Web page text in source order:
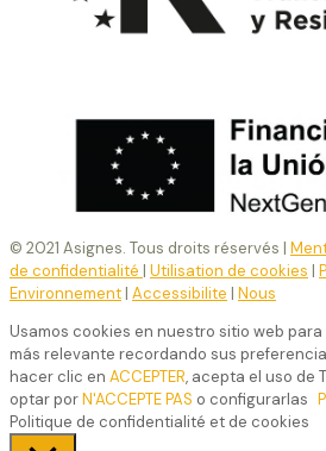
© 2021 Asignes. Tous droits réservés |
de confidentialité | Utilisation de cookies |
Environnement| Accessibilite | Nous
Usamos cookies en nuestro sitio web
más relevante recordando sus
hacer clic en ACCEPTER, acepta el uso de
optar porN'ACCEPTE PAS o configurarlas
Politique de confidentialité et de cookies